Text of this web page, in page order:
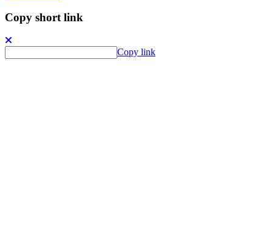
Copy short link
Copy link